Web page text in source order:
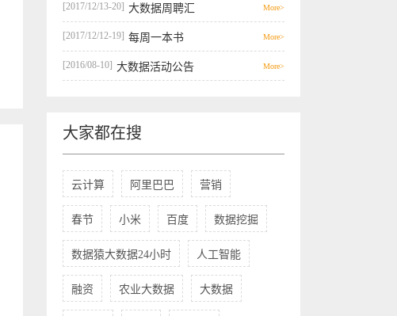
[2017/12/13-20] 大数据周聘汇 More>
[2017/12/12-19] 每周一本书 More>
[2016/08-10] 大数据活动公告 More>
大家都在搜
云计算 阿里巴巴 营销
春节 小米 百度 数据挖掘
数据猿大数据24小时 人工智能
融资 农业大数据 大数据